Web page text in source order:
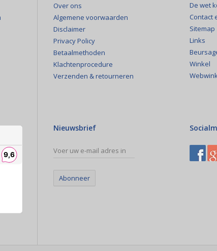
Over ons
Algemene voorwaarden
Disclaimer
Privacy Policy
Betaalmethoden
Klachtenprocedure
Verzenden & retourneren
De wet
Contact
Sitemap
Links
Winkel
Nieuwsbrief
Abonneer